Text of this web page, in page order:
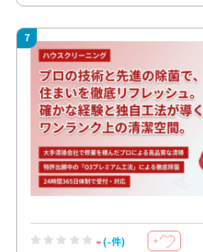
7
- (-件) ＋